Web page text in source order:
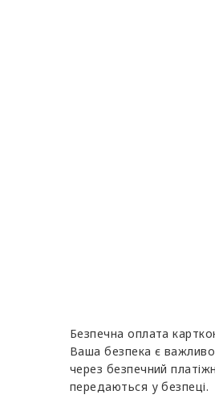
Безпечна оплата
Ваша безпека є
через безпечний
передаються у безпеці.